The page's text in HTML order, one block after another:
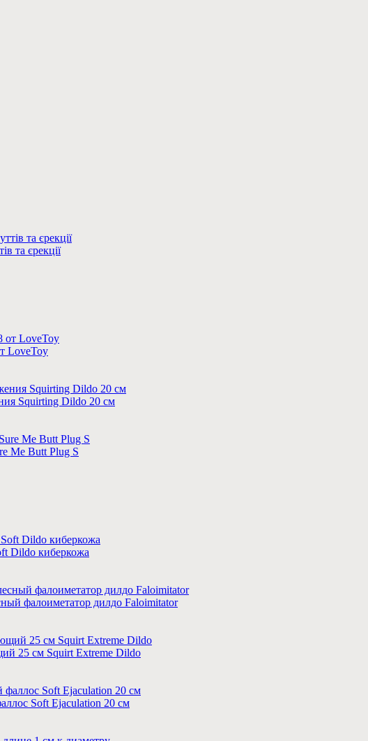
та єрекції
LoveToy
Squirting Dildo 20 см
Me Butt Plug S
Dildo киберкожа
фалоиметатор дилдо Faloimitator
25 см Squirt Extreme Dildo
Soft Ejaculation 20 см